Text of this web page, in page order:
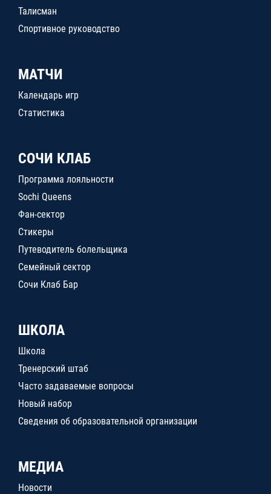
Талисман
Спортивное руководство
МАТЧИ
Календарь игр
Статистика
СОЧИ КЛАБ
Программа лояльности
Sochi Queens
Фан-сектор
Стикеры
Путеводитель болельщика
Семейный сектор
Сочи Клаб Бар
ШКОЛА
Школа
Тренерский штаб
Часто задаваемые вопросы
Новый набор
Сведения об образовательной организации
МЕДИА
Новости